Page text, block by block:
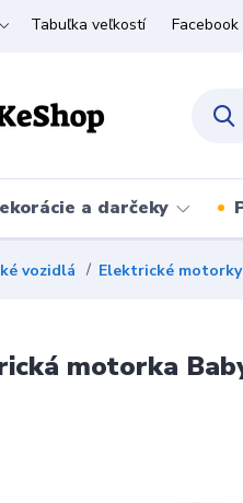
Tabuľka veľkostí Facebook
a darčeky
vozidlá Elektrické motorky
motorka